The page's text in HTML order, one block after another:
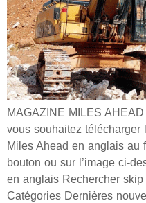
MAGAZINE MILES
vous souhaitez
Miles Ahead en anglais au
bouton ou sur l’image ci-
en anglais Rechercher
Catégories Dernières